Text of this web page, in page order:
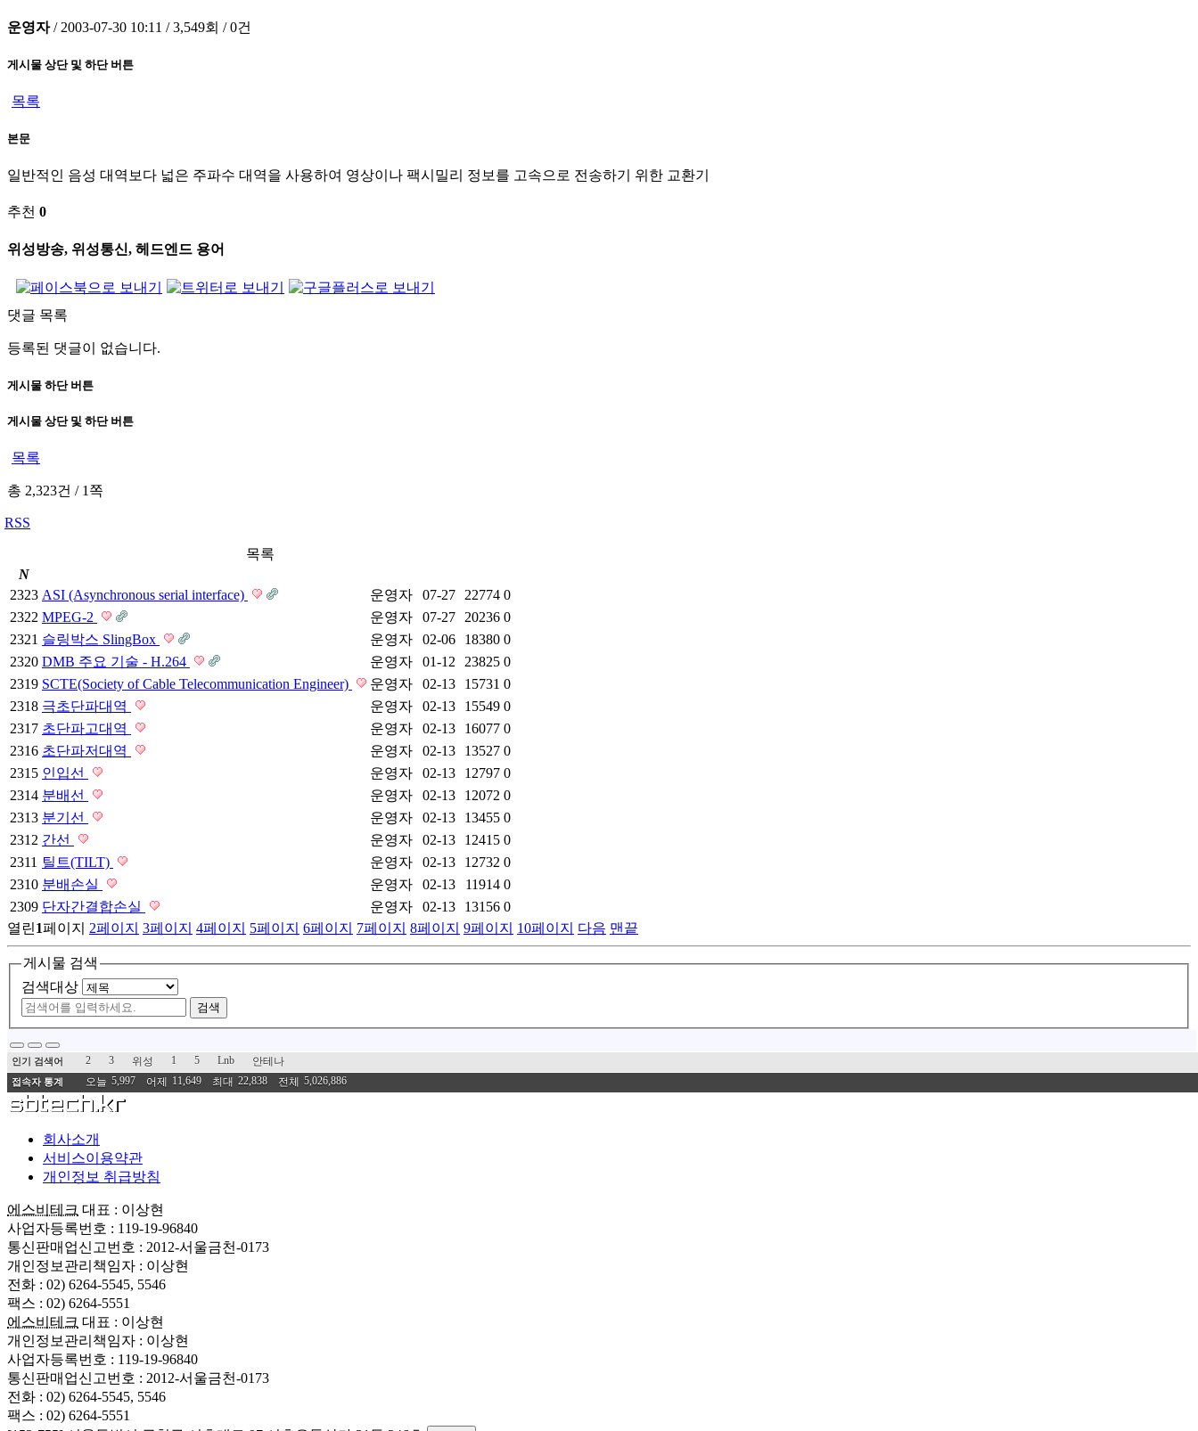
운영자 / 2003-07-30 10:11 / 3,549회 / 0건
게시물 상단 및 하단 버튼
목록
본문
일반적인 음성 대역보다 넓은 주파수 대역을 사용하여 영상이나 팩시밀리 정보를 고속으로 전송하기 위한 교환기
추천 0
위성방송, 위성통신, 헤드엔드 용어
댓글 목록
등록된 댓글이 없습니다.
게시물 하단 버튼
게시물 상단 및 하단 버튼
목록
총 2,323건 /1쪽
RSS
목록
N
2323 ASI (Asynchronous serial interface) 운영자 07-27 22774 0
2322 MPEG-2 운영자 07-27 20236 0
2321 슬링박스 SlingBox 운영자 02-06 18380 0
2320 DMB 주요 기술 - H.264 운영자 01-12 23825 0
2319 SCTE(Society of Cable Telecommunication Engineer) 운영자 02-13 15731 0
2318 극초단파대역 운영자 02-13 15549 0
2317 초단파고대역 운영자 02-13 16077 0
2316 초단파저대역 운영자 02-13 13527 0
2315 인입선 운영자 02-13 12797 0
2314 분배선 운영자 02-13 12072 0
2313 분기선 운영자 02-13 13455 0
2312 간선 운영자 02-13 12415 0
2311 틸트(TILT) 운영자 02-13 12732 0
2310 분배손실 운영자 02-13 11914 0
2309 단자간결합손실 운영자 02-13 13156 0
열린1페이지 2페이지 3페이지 4페이지 5페이지 6페이지 7페이지 8페이지 9페이지 10페이지 다음 맨끝
게시물 검색
검색대상
검색
인기 검색어 2 3 위성 1 5 Lnb 안테나
접속자 통계 오늘 5,997 어제 11,649 최대 22,838 전체 5,026,886
회사소개
서비스이용약관
개인정보 취급방침
에스비테크 대표 : 이상현
사업자등록번호 : 119-19-96840
통신판매업신고번호 : 2012-서울금천-0173
개인정보관리책임자 : 이상현
전화 : 02) 6264-5545, 5546
팩스 : 02) 6264-5551
에스비테크 대표 : 이상현
개인정보관리책임자 : 이상현
사업자등록번호 : 119-19-96840
통신판매업신고번호 : 2012-서울금천-0173
전화 : 02) 6264-5545, 5546
팩스 : 02) 6264-5551